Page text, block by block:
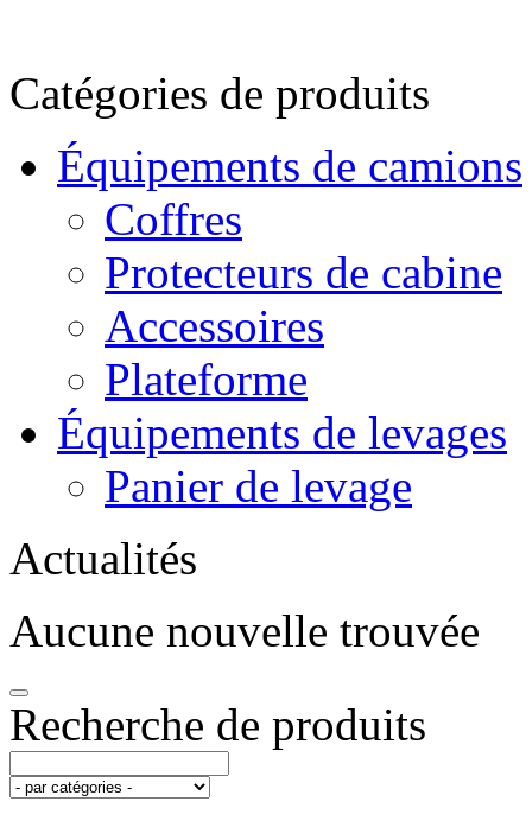
Catégories de produits
Équipements de camions
Coffres
Protecteurs de cabine
Accessoires
Plateforme
Équipements de levages
Panier de levage
Actualités
Aucune nouvelle trouvée
Recherche de produits